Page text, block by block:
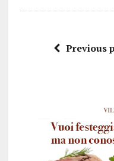
Previous